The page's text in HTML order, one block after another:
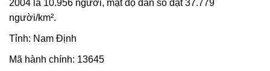
2004 là 10.956 người, mật độ dân số đạt 37.779
người/km².
Tỉnh: Nam Định
Mã hành chính: 13645